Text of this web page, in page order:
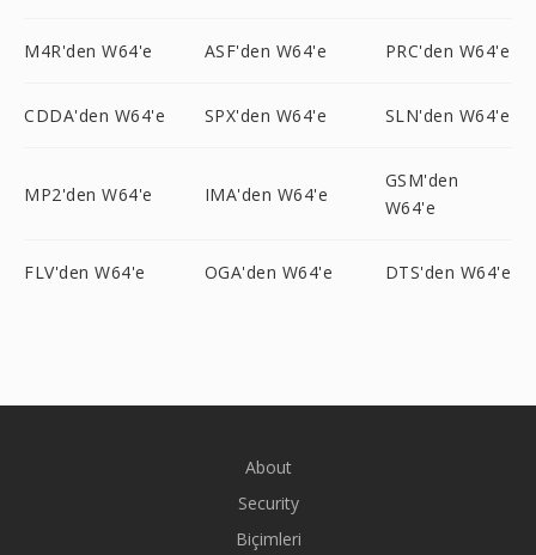
M4R'den W64'e ASF'den W64'e PRC'den W64'e
CDDA'den W64'e SPX'den W64'e SLN'den W64'e
MP2'den W64'e IMA'den W64'e
GSM'den
W64'e
FLV'den W64'e OGA'den W64'e DTS'den W64'e
About
Security
Biçimleri